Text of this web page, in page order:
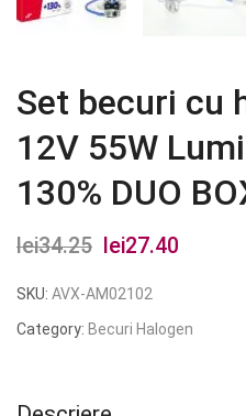
Set becuri cu
12V 55W
130% DUO
lei34.25
Prețul
inițial
a
lei27.40
este:
SKU: AVX-AM02102
Category: Becuri Halogen